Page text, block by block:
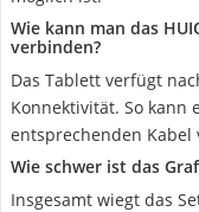
Wie kann man das
verbinden?
Das Tablett verfügt
Konnektivität. So kann
entsprechenden
Wie schwer ist das
Insgesamt wiegt das